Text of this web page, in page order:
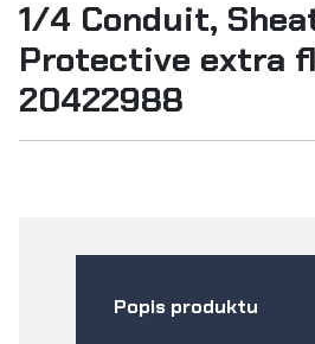
1/4 Conduit,
Protective extra
20422988
Popis produktu